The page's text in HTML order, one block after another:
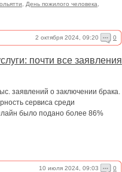
День пожилого человека
2 октября 2024, 09:20 0
почти все заявления
заявлений о заключении брака.
сервиса среди
было подано более 86%
10 июля 2024, 09:03 0